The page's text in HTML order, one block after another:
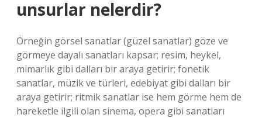
unsurlar nelerdir?
Örneğin görsel sanatlar (güzel sanatlar) göze ve
görmeye dayalı sanatları kapsar; resim, heykel,
mimarlık gibi dalları bir araya getirir; fonetik
sanatlar, müzik ve türleri, edebiyat gibi dalları bir
araya getirir; ritmik sanatlar ise hem görme hem de
hareketle ilgili olan sinema, opera gibi sanatları